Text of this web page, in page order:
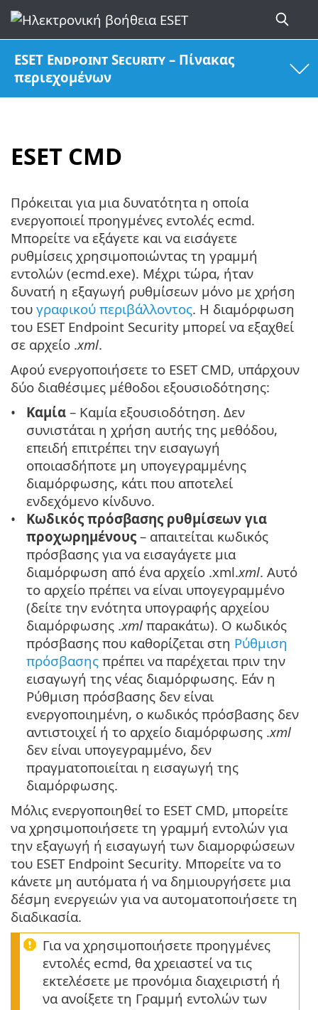
ESET Endpoint Security – Πίνακας
περιεχομένων
ESET CMD
Πρόκειται για μια δυνατότητα η οποία
ενεργοποιεί προηγμένες εντολές ecmd.
Μπορείτε να εξάγετε και να εισάγετε
ρυθμίσεις χρησιμοποιώντας τη γραμμή
εντολών (ecmd.exe). Μέχρι τώρα, ήταν
δυνατή η εξαγωγή ρυθμίσεων μόνο με χρήση
του γραφικού περιβάλλοντος. Η διαμόρφωση
του ESET Endpoint Security μπορεί να εξαχθεί
σε αρχείο .xml.
Αφού ενεργοποιήσετε το ESET CMD, υπάρχουν
δύο διαθέσιμες μέθοδοι εξουσιοδότησης:
Καμία – Καμία εξουσιοδότηση. Δεν
συνιστάται η χρήση αυτής της μεθόδου,
επειδή επιτρέπει την εισαγωγή
οποιασδήποτε μη υπογεγραμμένης
διαμόρφωσης, κάτι που αποτελεί
ενδεχόμενο κίνδυνο.
Κωδικός πρόσβασης ρυθμίσεων για
προχωρημένους – απαιτείται κωδικός
πρόσβασης για να εισαγάγετε μια
διαμόρφωση από ένα αρχείο .xml.xml. Αυτό
το αρχείο πρέπει να είναι υπογεγραμμένο
(δείτε την ενότητα υπογραφής αρχείου
διαμόρφωσης .xml παρακάτω). Ο κωδικός
πρόσβασης που καθορίζεται στη Ρύθμιση
πρόσβασης πρέπει να παρέχεται πριν την
εισαγωγή της νέας διαμόρφωσης. Εάν η
Ρύθμιση πρόσβασης δεν είναι
ενεργοποιημένη, ο κωδικός πρόσβασης δεν
αντιστοιχεί ή το αρχείο διαμόρφωσης .xml
δεν είναι υπογεγραμμένο, δεν
πραγματοποιείται η εισαγωγή της
διαμόρφωσης.
Μόλις ενεργοποιηθεί το ESET CMD, μπορείτε
να χρησιμοποιήσετε τη γραμμή εντολών για
την εξαγωγή ή εισαγωγή των διαμορφώσεων
του ESET Endpoint Security. Μπορείτε να το
κάνετε μη αυτόματα ή να δημιουργήσετε μια
δέσμη ενεργειών για να αυτοματοποιήσετε τη
διαδικασία.
Για να χρησιμοποιήσετε προηγμένες
εντολές ecmd, θα χρειαστεί να τις
εκτελέσετε με προνόμια διαχειριστή ή
να ανοίξετε τη Γραμμή εντολών των